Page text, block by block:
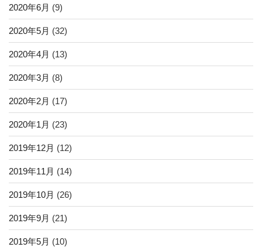
2020年6月 (9)
2020年5月 (32)
2020年4月 (13)
2020年3月 (8)
2020年2月 (17)
2020年1月 (23)
2019年12月 (12)
2019年11月 (14)
2019年10月 (26)
2019年9月 (21)
2019年5月 (10)